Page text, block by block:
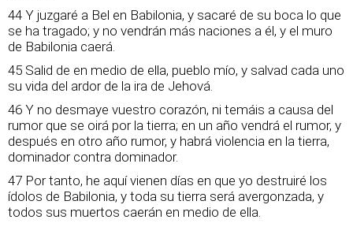
44 Y juzgaré a Bel en Babilonia, y sacaré de su boca lo que
se ha tragado; y no vendrán más naciones a él, y el muro
de Babilonia caerá.
45 Salid de en medio de ella, pueblo mío, y salvad cada uno
su vida del ardor de la ira de Jehová.
46 Y no desmaye vuestro corazón, ni temáis a causa del
rumor que se oirá por la tierra; en un año vendrá el rumor, y
después en otro año rumor, y habrá violencia en la tierra,
dominador contra dominador.
47 Por tanto, he aquí vienen días en que yo destruiré los
ídolos de Babilonia, y toda su tierra será avergonzada, y
todos sus muertos caerán en medio de ella.